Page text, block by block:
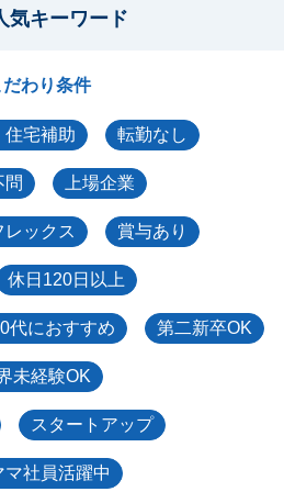
気キーワード
だわり条件
住宅補助 転勤なし
問 上場企業
レックス 賞与あり
休日120日以上
代におすすめ 第二新卒OK
未経験OK
スタートアップ
マ社員活躍中